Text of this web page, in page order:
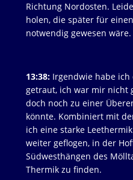
Richtung Nordosten.
holen, die später für
notwendig gewesen wäre.
13:38:Irgendwie habe ich
getraut, ich war mir nicht
doch noch zu einer
könnte. Kombiniert mit
ich eine starke
weiter geflogen, in der
Südwesthängen des
Thermik zu finden.